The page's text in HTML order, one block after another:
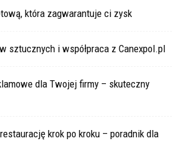
która zagwarantuje ci zysk
sztucznych i współpraca z Canexpol.pl
dla Twojej firmy – skuteczny
krok po kroku – poradnik dla